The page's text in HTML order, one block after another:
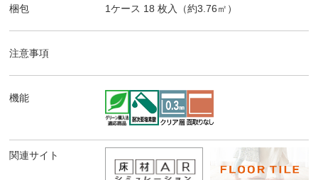
梱包 1ケース 18 枚入（約3.76㎡）
注意事項
機能
関連サイト